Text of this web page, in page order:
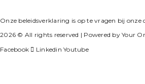
Onze beleidsverklaring is op te vragen bij onze
2026 © All rights reserved | Powered by Your
Facebook
Linkedin Youtube